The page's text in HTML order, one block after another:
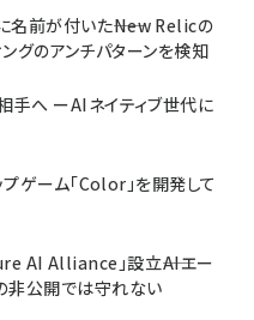
名前が付いた――New Relicの
グのアンチパターンを検知
手へ ーAIネイティブ世代に
プゲーム「Color」を開発して
AI Alliance」設立――AIエー
非公開では守れない